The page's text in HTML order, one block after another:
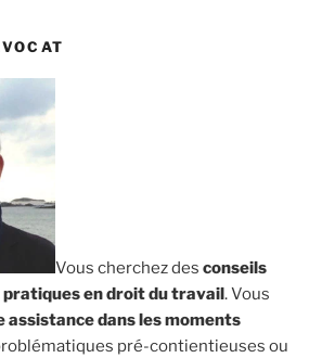
Vous cherchez des conseils
en droit du travail. Vous
assistance dans les moments
pré-contientieuses ou